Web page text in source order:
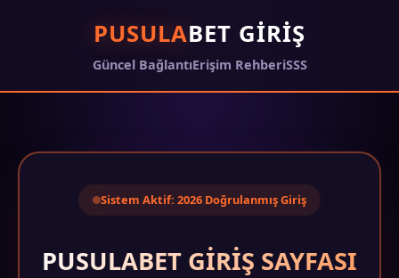
PUSULABET GIRIŞ
Güncel BağlantıErişim RehberiSSS
Sistem Aktif: 2026 Doğrulanmış Giriş
PUSULABET GIRIŞ SAYFASI